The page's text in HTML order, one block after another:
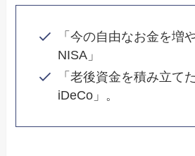
「今の自由なお金を増
NISA」
「老後資金を積み立て
iDeCo」。